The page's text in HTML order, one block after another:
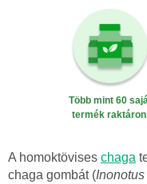
Több mint 60
termék
A homoktövises chaga
chaga gombát (